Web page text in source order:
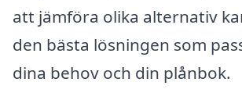
att jämföra olika alternativ
den bästa lösningen som
dina behov och din plånbok.